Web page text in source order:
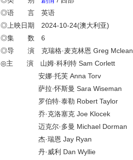
◎语 言 英语
◎上映日期 2024-10-24(澳大利亚)
◎集 数 6
◎导 演 克瑞格·麦克林恩 Greg Mclean
◎主 演 山姆·科利特 Sam Corlett
安娜·托芙 Anna Torv
萨拉·怀斯曼 Sara Wiseman
罗伯特·泰勒 Robert Taylor
乔·克洛塞克 Joe Klocek
迈克尔·多曼 Michael Dorman
杰·瑞恩 Jay Ryan
丹·威利 Dan Wyllie